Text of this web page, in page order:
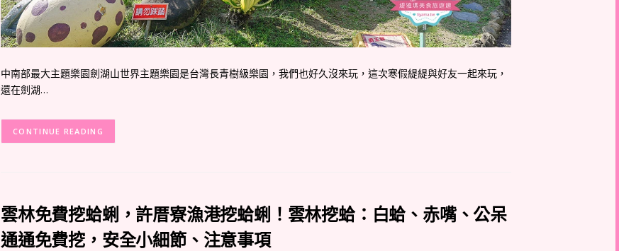
中南部最大主題樂園劍湖山世界主題樂園是台灣長青樹級樂園，我們也好久沒來玩，這次寒假緹緹與好友一起來玩，
還在劍湖…
CONTINUE READING
雲林免費挖蛤蜊，許厝寮漁港挖蛤蜊！雲林挖蛤：白蛤、赤嘴、公呆
通通免費挖，安全小細節、注意事項